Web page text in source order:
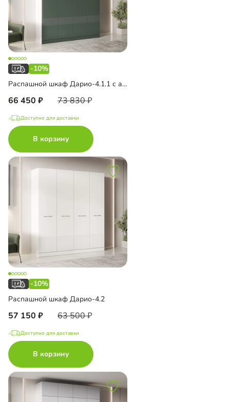
-10%
Распашной шкаф Дарио-4.1.1 с антресолью
66 450 73 830
Доступно для доставки
В корзину
-10%
Распашной шкаф Дарио-4.2
57 150 63 500
Доступно для доставки
В корзину